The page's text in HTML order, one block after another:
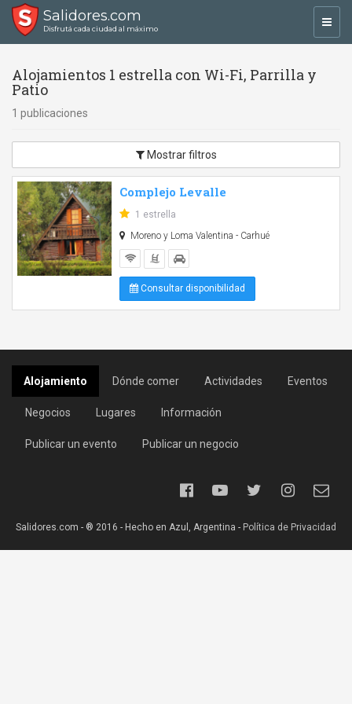
Salidores.com
Disfrutá cada ciudad al máximo
Alojamientos 1 estrella con Wi-Fi, Parrilla y
Patio
1 publicaciones
Mostrar filtros
Complejo Levalle
1 estrella
Moreno y Loma Valentina - Carhué
Consultar disponibilidad
Alojamiento Dónde comer Actividades Eventos
Negocios Lugares Información
Publicar un evento Publicar un negocio
Salidores.com - ® 2016 - Hecho en Azul, Argentina - Política de Privacidad